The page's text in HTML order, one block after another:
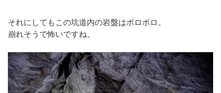
それにしてもこの坑道内の岩盤はボロボロ。
崩れそうで怖いですね。